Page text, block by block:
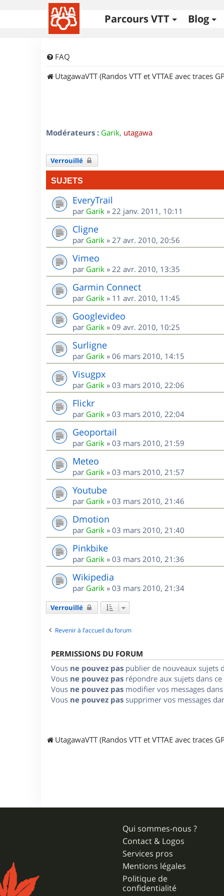
Parcours VTT Blog
FAQ
UtagawaVTT (Randos VTT et VTTAE avec traces
Modérateurs : Garik, utagawa
Verrouillé
SUJETS
EveryTrail
par Garik » 22 janv. 2011, 10:11
Cligne
par Garik » 27 avr. 2010, 20:56
Vimeo
par Garik » 22 avr. 2010, 13:35
Garmin Connect
par Garik » 11 avr. 2010, 11:45
Googlevideo
par Garik » 09 avr. 2010, 10:25
Surligne
par Garik » 06 mars 2010, 14:15
Visugpx
par Garik » 03 mars 2010, 22:06
Flickr
par Garik » 03 mars 2010, 22:04
Geoportail
par Garik » 03 mars 2010, 21:59
Meteo
par Garik » 03 mars 2010, 21:57
Youtube
par Garik » 03 mars 2010, 21:46
Dmotion
par Garik » 03 mars 2010, 21:40
Pinkbike
par Garik » 03 mars 2010, 21:36
Wikipedia
par Garik » 03 mars 2010, 21:34
Verrouillé
Revenir à l’accueil du forum
PERMISSIONS DU FORUM
Vous ne pouvez pas publier de nouveaux sujets
Vous ne pouvez pas répondre aux sujets dans
Vous ne pouvez pas modifier vos messages
Vous ne pouvez pas supprimer vos messages
UtagawaVTT (Randos VTT et VTTAE avec traces
Qui sommes-nous ?
Contact & Logos
Services pros
Mentions légales
Politique de
confidentialité